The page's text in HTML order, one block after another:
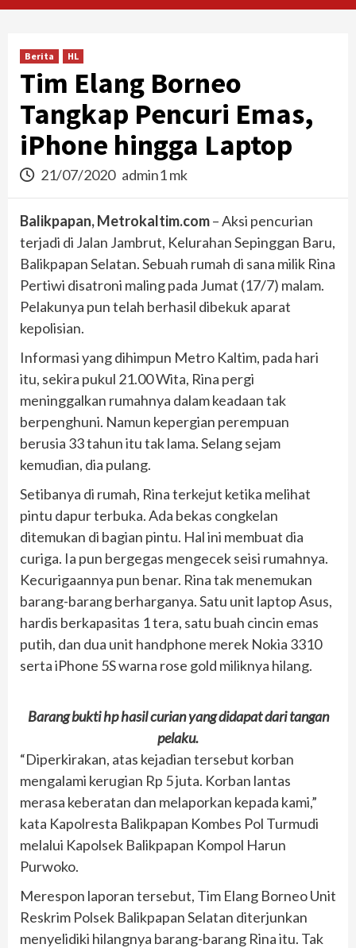
Berita HL
Tim Elang Borneo
Tangkap Pencuri Emas,
iPhone hingga Laptop
21/07/2020 admin1 mk
Balikpapan, Metrokaltim.com– Aksi pencurian
terjadi di Jalan Jambrut, Kelurahan Sepinggan Baru,
Balikpapan Selatan. Sebuah rumah di sana milik Rina
Pertiwi disatroni maling pada Jumat (17/7) malam.
Pelakunya pun telah berhasil dibekuk aparat
kepolisian.
Informasi yang dihimpun Metro Kaltim, pada hari
itu, sekira pukul 21.00 Wita, Rina pergi
meninggalkan rumahnya dalam keadaan tak
berpenghuni. Namun kepergian perempuan
berusia 33 tahun itu tak lama. Selang sejam
kemudian, dia pulang.
Setibanya di rumah, Rina terkejut ketika melihat
pintu dapur terbuka. Ada bekas congkelan
ditemukan di bagian pintu. Hal ini membuat dia
curiga. Ia pun bergegas mengecek seisi rumahnya.
Kecurigaannya pun benar. Rina tak menemukan
barang-barang berharganya. Satu unit laptop Asus,
hardis berkapasitas 1 tera, satu buah cincin emas
putih, dan dua unit handphone merek Nokia 3310
serta iPhone 5S warna rose gold miliknya hilang.
Barang bukti hp hasil curian yang didapat dari tangan
pelaku.
“Diperkirakan, atas kejadian tersebut korban
mengalami kerugian Rp 5 juta. Korban lantas
merasa keberatan dan melaporkan kepada kami,”
kata Kapolresta Balikpapan Kombes Pol Turmudi
melalui Kapolsek Balikpapan Kompol Harun
Purwoko.
Merespon laporan tersebut, Tim Elang Borneo Unit
Reskrim Polsek Balikpapan Selatan diterjunkan
menyelidiki hilangnya barang-barang Rina itu. Tak